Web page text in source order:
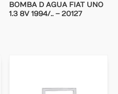
BOMBA D AGUA FIAT UNO
1.3 8V 1994/.. – 20127